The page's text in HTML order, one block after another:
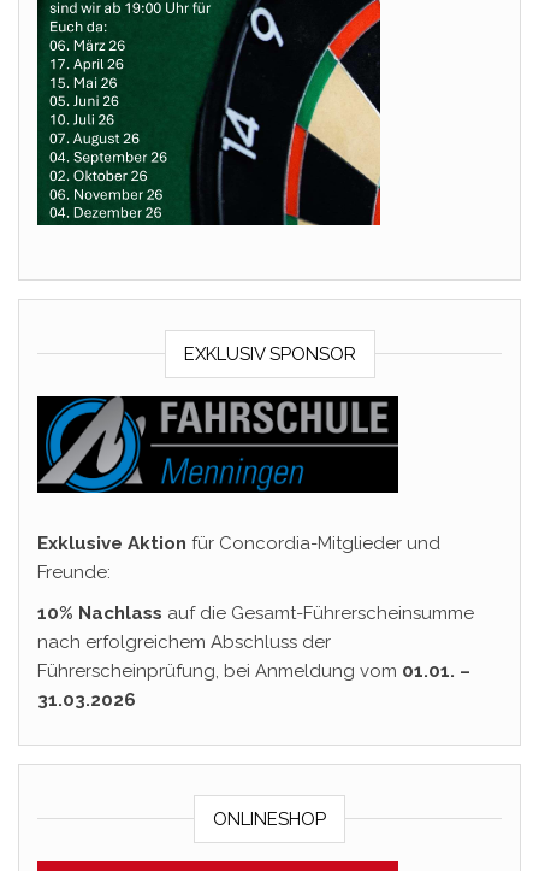
EXKLUSIV SPONSOR
Exklusive Aktion für Concordia-Mitglieder und
Freunde:
10% Nachlass auf die Gesamt-Führerscheinsumme
nach erfolgreichem Abschluss der
Führerscheinprüfung, bei Anmeldung vom 01.01. –
31.03.2026
ONLINESHOP